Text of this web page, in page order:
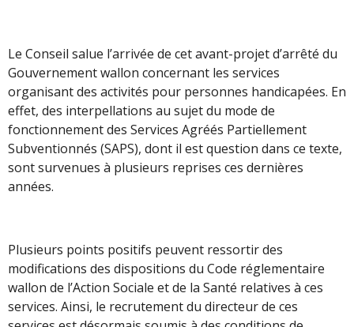
Le Conseil salue l’arrivée de cet avant-projet d’arrêté du
Gouvernement wallon concernant les services
organisant des activités pour personnes handicapées. En
effet, des interpellations au sujet du mode de
fonctionnement des Services Agréés Partiellement
Subventionnés (SAPS), dont il est question dans ce texte,
sont survenues à plusieurs reprises ces dernières
années.
Plusieurs points positifs peuvent ressortir des
modifications des dispositions du Code réglementaire
wallon de l’Action Sociale et de la Santé relatives à ces
services. Ainsi, le recrutement du directeur de ces